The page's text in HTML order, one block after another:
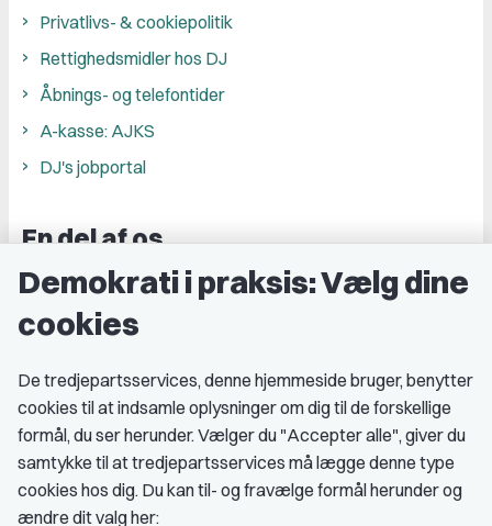
Privatlivs- & cookiepolitik
Rettighedsmidler hos DJ
Åbnings- og telefontider
A-kasse: AJKS
DJ's jobportal
En del af os
Grupper og kredse
Studenterorganisationer
Medlemskab
Fordele som medlem
Kontingent
Demokrati i praksis: Vælg dine
cookies
De tredjepartsservices, denne hjemmeside bruger, benytter
cookies til at indsamle oplysninger om dig til de forskellige
formål, du ser herunder. Vælger du "Accepter alle", giver du
samtykke til at tredjepartsservices må lægge denne type
cookies hos dig. Du kan til- og fravælge formål herunder og
ændre dit valg her: